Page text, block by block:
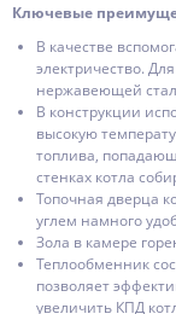
Ключевые
В качестве
электричество.
нержавеющей
В конструкции
высокую
топлива,
стенках котла
Топочная дверца
углем намного
Зола в камере
Теплообменник
позволяет
увеличить КПД